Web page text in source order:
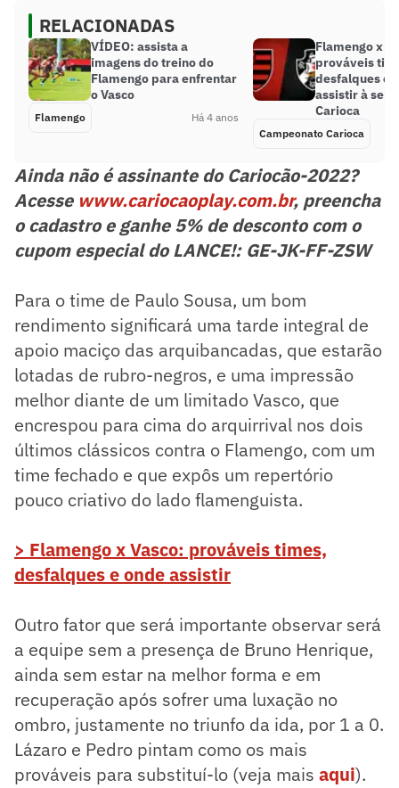
RELACIONADAS
VÍDEO: assista a
imagens do treino do
Flamengo para enfrentar
o Vasco
Flamengo Há 4 anos
Flamengo x
prováveis
desfalques e
assistir à
Carioca
Campeonato Carioca
Ainda não é assinante do Cariocão-2022?
Acesse www.cariocaoplay.com.br, preencha
o cadastro e ganhe 5% de desconto com o
cupom especial do LANCE!: GE-JK-FF-ZSW
Para o time de Paulo Sousa, um bom
rendimento significará uma tarde integral de
apoio maciço das arquibancadas, que estarão
lotadas de rubro-negros, e uma impressão
melhor diante de um limitado Vasco, que
encrespou para cima do arquirrival nos dois
últimos clássicos contra o Flamengo, com um
time fechado e que expôs um repertório
pouco criativo do lado flamenguista.
> Flamengo x Vasco: prováveis times,
desfalques e onde assistir
Outro fator que será importante observar será
a equipe sem a presença de Bruno Henrique,
ainda sem estar na melhor forma e em
recuperação após sofrer uma luxação no
ombro, justamente no triunfo da ida, por 1 a 0.
Lázaro e Pedro pintam como os mais
prováveis para substituí-lo (veja mais aqui).